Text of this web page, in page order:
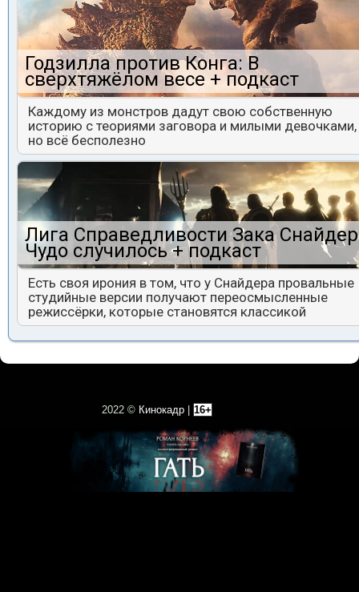
Годзилла против Конга: В
сверхтяжёлом весе + подкаст
Каждому из монстров дадут свою собственную
историю с теориями заговора и милыми девочками,
но всё бесполезно
Лига Справедливости Зака
Чудо случилось + подкаст
Есть своя ирония в том, что у Снайдера провальные
студийные версии получают переосмысленные
режиссёрки, которые становятся классикой
2022 © Кинокадр 16+